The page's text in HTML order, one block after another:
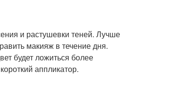
и растушевки теней. Лучше
макияж в течение дня.
будет ложиться более
аппликатор.